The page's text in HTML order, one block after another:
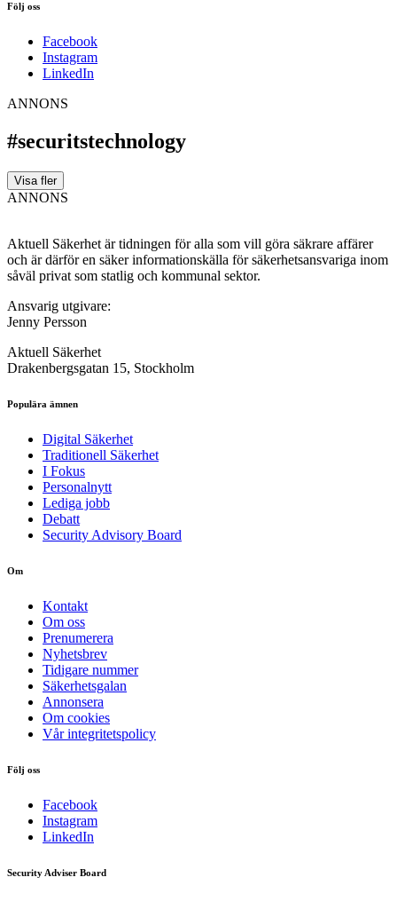
Följ oss
Facebook
Instagram
LinkedIn
ANNONS
#securitstechnology
Visa fler
ANNONS
Aktuell Säkerhet är tidningen för alla som vill göra säkrare affärer
och är därför en säker informationskälla för säkerhets­ansvariga inom
såväl privat som statlig och kommunal sektor.
Ansvarig utgivare:
Jenny Persson
Aktuell Säkerhet
Drakenbergsgatan 15, Stockholm
Populära ämnen
Digital Säkerhet
Traditionell Säkerhet
I Fokus
Personalnytt
Lediga jobb
Debatt
Security Advisory Board
Om
Kontakt
Om oss
Prenumerera
Nyhetsbrev
Tidigare nummer
Säkerhetsgalan
Annonsera
Om cookies
Vår integritetspolicy
Följ oss
Facebook
Instagram
LinkedIn
Security Adviser Board